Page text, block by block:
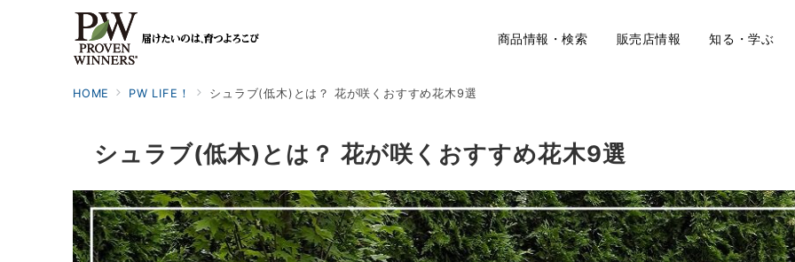
商品情報・検索 販売店情報 知る・学ぶ
HOME PW LIFE！ シュラブ(低木)とは？ 花が咲くおすすめ花木9選
シュラブ(低木)とは？ 花が咲くおすすめ花木9選